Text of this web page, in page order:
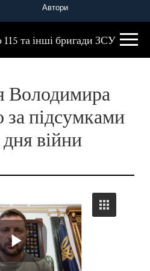
Автори
та інші бригади ЗСУ
Володимира
за підсумками
війни
P